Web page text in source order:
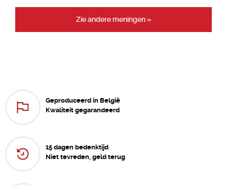
Zie andere meningen »
Geproduceerd in België
Kwaliteit gegarandeerd
15 dagen bedenktijd
Niet tevreden, geld terug